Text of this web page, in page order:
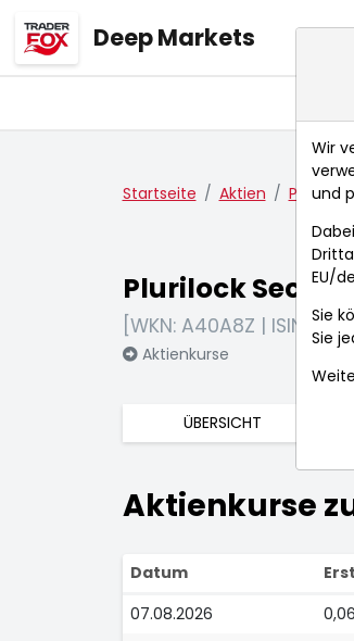
Deep Markets
Startseite Aktien
Plurilock
[WKN: A40A8Z | ISIN:
Aktienkurse
ÜBERSICHT
Aktienkurse
Datum
07.08.2026
0,06
Wir
und
EU/
Sie
Sie